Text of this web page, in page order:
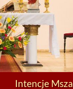
Intencje